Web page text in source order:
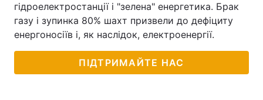
гідроелектростанції і "зелена" енергетика. Брак
газу і зупинка 80% шахт призвели до дефіциту
енергоносіїв і, як наслідок, електроенергії.
ПІДТРИМАЙТЕ НАС